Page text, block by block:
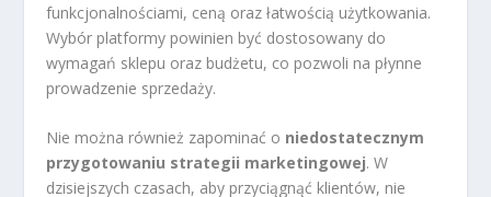
funkcjonalnościami, ceną oraz łatwością użytkowania.
Wybór platformy powinien być dostosowany do
wymagań sklepu oraz budżetu, co pozwoli na płynne
prowadzenie sprzedaży.
Nie można również zapominać o niedostatecznym
przygotowaniu strategii marketingowej. W
dzisiejszych czasach, aby przyciągnąć klientów, nie